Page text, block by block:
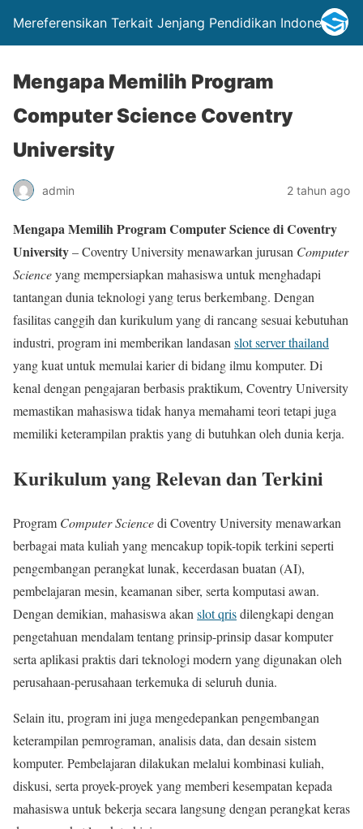
Mereferensikan Terkait Jenjang Pendidikan Indonesia
Mengapa Memilih Program
Computer Science Coventry
University
admin 2 tahun ago
Mengapa Memilih Program Computer Science di Coventry
University– Coventry University menawarkan jurusan Computer
Scienceyang mempersiapkan mahasiswa untuk menghadapi
tantangan dunia teknologi yang terus berkembang. Dengan
fasilitas canggih dan kurikulum yang di rancang sesuai kebutuhan
industri, program ini memberikan landasan slot server thailand
yang kuat untuk memulai karier di bidang ilmu komputer. Di
kenal dengan pengajaran berbasis praktikum, Coventry University
memastikan mahasiswa tidak hanya memahami teori tetapi juga
memiliki keterampilan praktis yang di butuhkan oleh dunia kerja.
Kurikulum yang Relevan dan Terkini
Program Computer Sciencedi Coventry University menawarkan
berbagai mata kuliah yang mencakup topik-topik terkini seperti
pengembangan perangkat lunak, kecerdasan buatan (AI),
pembelajaran mesin, keamanan siber, serta komputasi awan.
Dengan demikian, mahasiswa akan slot qrisdilengkapi dengan
pengetahuan mendalam tentang prinsip-prinsip dasar komputer
serta aplikasi praktis dari teknologi modern yang digunakan oleh
perusahaan-perusahaan terkemuka di seluruh dunia.
Selain itu, program ini juga mengedepankan pengembangan
keterampilan pemrograman, analisis data, dan desain sistem
komputer. Pembelajaran dilakukan melalui kombinasi kuliah,
diskusi, serta proyek-proyek yang memberi kesempatan kepada
mahasiswa untuk bekerja secara langsung dengan perangkat keras